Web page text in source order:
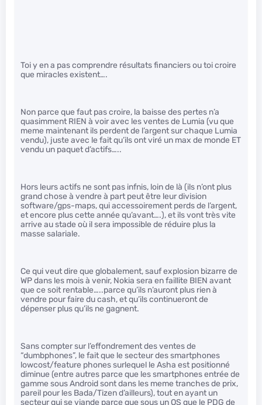
Toi y en a pas comprendre résultats financiers ou toi croire
que miracles existent….
Non parce que faut pas croire, la baisse des pertes n’a
quasimment RIEN à voir avec les ventes de Lumia (vu que
meme maintenant ils perdent de l’argent sur chaque Lumia
vendu), juste avec le fait qu’ils ont viré un max de monde ET
vendu un paquet d’actifs…..
Hors leurs actifs ne sont pas infnis, loin de là (ils n’ont plus
grand chose à vendre à part peut être leur division
software/gps-maps, qui accessoirement perds de l’argent,
et encore plus cette année qu’avant….), et ils vont très vite
arrive au stade où il sera impossible de réduire plus la
masse salariale.
Ce qui veut dire que globalement, sauf explosion bizarre de
WP dans les mois à venir, Nokia sera en faillite BIEN avant
que ce soit rentable…..parce qu’ils n’auront plus rien à
vendre pour faire du cash, et qu’ils continueront de
dépenser plus qu’ils ne gagnent.
Sans compter sur l’effondrement des ventes de
“dumbphones”, le fait que le secteur des smartphones
lowcost/feature phones surlequel le Asha est positionné
diminue (entre autres parce que les smartphones entrée de
gamme sous Android sont dans les meme tranches de prix,
pareil pour les Bada/Tizen d’ailleurs), tout en ayant un
secteur qui se viande parce que sous un OS que le PDG de